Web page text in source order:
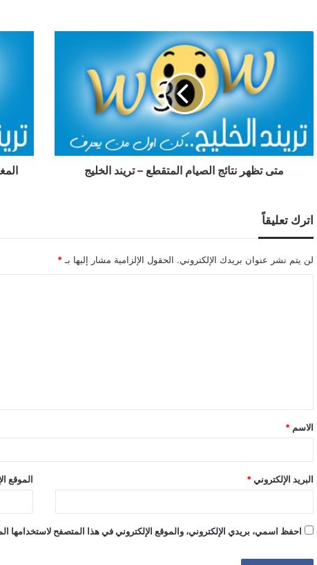
متى تظهر نتائج الصيام المتقطع – تريند الخليج
اترك تعليقاً
لن يتم نشر عنوان بريدك الإلكتروني. الحقول الإلزامية مشار إليها بـ *
ق
*
الاسم *
البريد الإلكتروني * الموقع
احفظ اسمي، بريدي الإلكتروني، والموقع الإلكتروني في هذا المتصفح لاستخدامها